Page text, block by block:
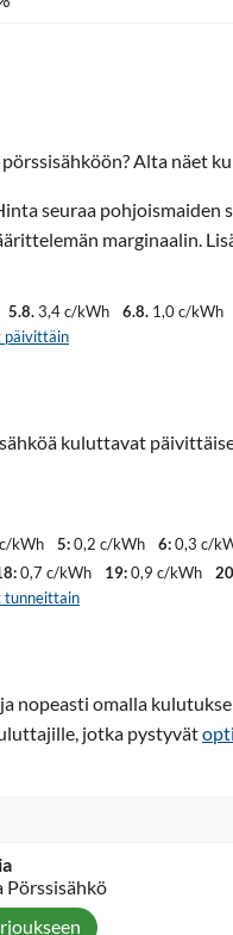
Alta näet
seuraa
marginaalin.
5.8.3,4 c/kWh 6.8. 1,0 c/kWh
päivittäin
kuluttavat
kWh 5:0,2 c/kWh 6:0,3 c/
0,7 c/kWh 19:0,9 c/kWh
tunneittain
nopeasti omalla
jotka pystyvät
Pörssisähkö